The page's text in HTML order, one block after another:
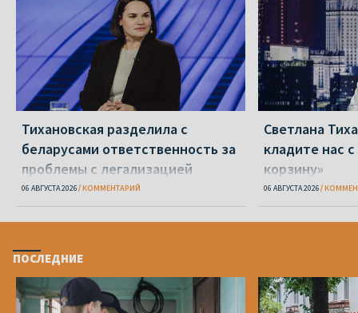
Тихановская разделила с
беларусами ответственность за
проблемы с легализацией
06 АВГУСТА 2026 КОММЕНТАРИЙ
Светлана
кладите нас
корзину»
06 АВГУСТА 2026
ПОСЛЕДНИЕ